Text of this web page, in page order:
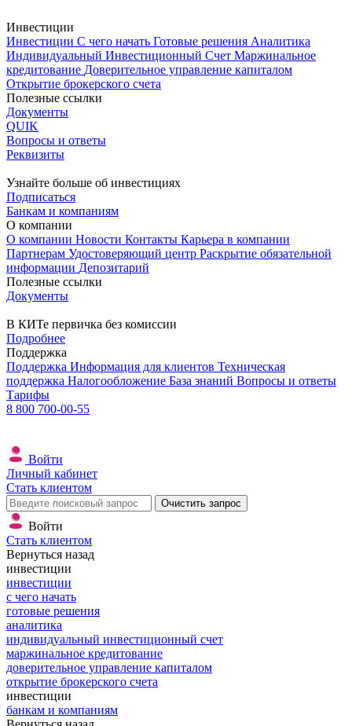
Инвестиции
Инвестиции С чего начать Готовые решения Аналитика
Индивидуальный Инвестиционный Счет Маржинальное
кредитование Доверительное управление капиталом
Открытие брокерского счета
Полезные ссылки
Документы
QUIK
Вопросы и ответы
Реквизиты
Узнайте больше об инвестициях
Подписаться
Банкам и компаниям
О компании
О компании Новости Контакты Карьера в компании
Партнерам Удостоверяющий центр Раскрытие обязательной
информации Депозитарий
Полезные ссылки
Документы
В КИТе первичка без комиссии
Подробнее
Поддержка
Поддержка Информация для клиентов Техническая
поддержка Налогообложение База знаний Вопросы и ответы
Тарифы
8 800 700-00-55
Войти
Личный кабинет
Стать клиентом
Очистить запрос
Войти
Стать клиентом
Вернуться назад
инвестиции
инвестиции
с чего начать
готовые решения
аналитика
индивидуальный инвестиционный счет
маржинальное кредитование
доверительное управление капиталом
открытие брокерского счета
инвестиции
банкам и компаниям